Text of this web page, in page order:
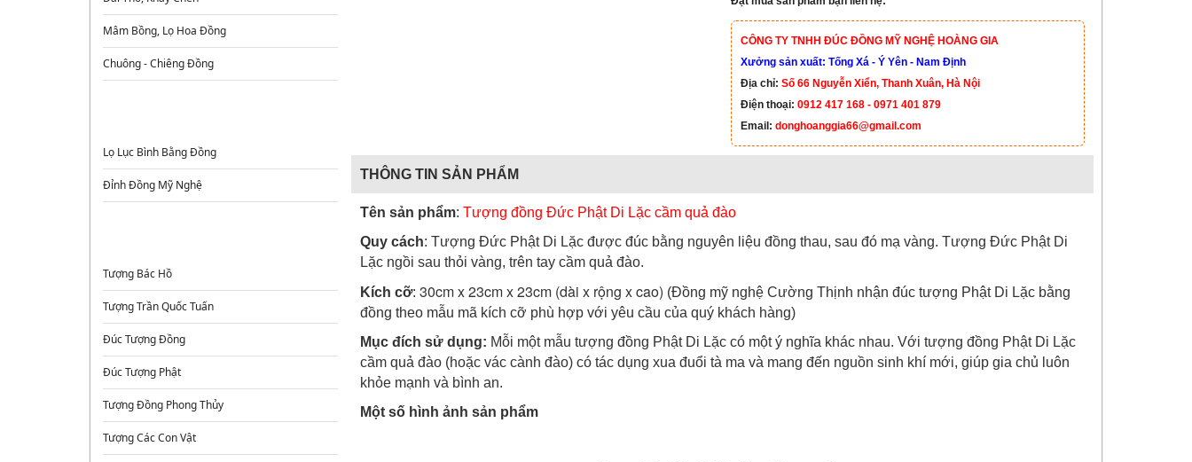
Mâm Bồng, Lọ Hoa Đồng
Chuông - Chiêng Đồng
Lọ Lục Bình Bằng Đồng
Đỉnh Đồng Mỹ Nghệ
Tượng Bác Hồ
Tượng Trần Quốc Tuấn
Đúc Tượng Đồng
Đúc Tượng Phật
Tượng Đồng Phong Thủy
Tượng Các Con Vật
CÔNG TY TNHH ĐÚC ĐỒNG MỸ NGHỆ HOÀNG GIA
Xưởng sản xuất: Tống Xá - Ý Yên - Nam Định
Địa chỉ: Số 66 Nguyễn Xiển, Thanh Xuân, Hà Nội
Điện thoại: 0912 417 168 - 0971 401 879
Email: donghoanggia66@gmail.com
THÔNG TIN SẢN PHẨM
Tên sản phẩm: Tượng đồng Đức Phật Di Lặc cầm quả đào
Quy cách: Tượng Đức Phật Di Lặc được đúc bằng nguyên liệu đồng thau, sau đó mạ vàng. Tượng Đức Phật Di
Lặc ngồi sau thỏi vàng, trên tay cầm quả đào.
Kích cỡ: 30cm x 23cm x 23cm (dài x rộng x cao) (Đồng mỹ nghệ Cường Thịnh nhận đúc tượng Phật Di Lặc bằng
đồng theomẫu mã kích cỡ phù hợp với yêu cầu của quý khách hàng)
Mục đích sử dụng: Mỗi một mẫu tượng đồng Phật Di Lặc có một ý nghĩa khác nhau. Với tượng đồng Phật Di Lặc
cầm quả đào (hoặc vác cành đào) có tác dụng xua đuổi tà ma và mang đến nguồn sinh khí mới, giúp gia chủ luôn
khỏe mạnh và bình an.
Một số hình ảnh sản phẩm